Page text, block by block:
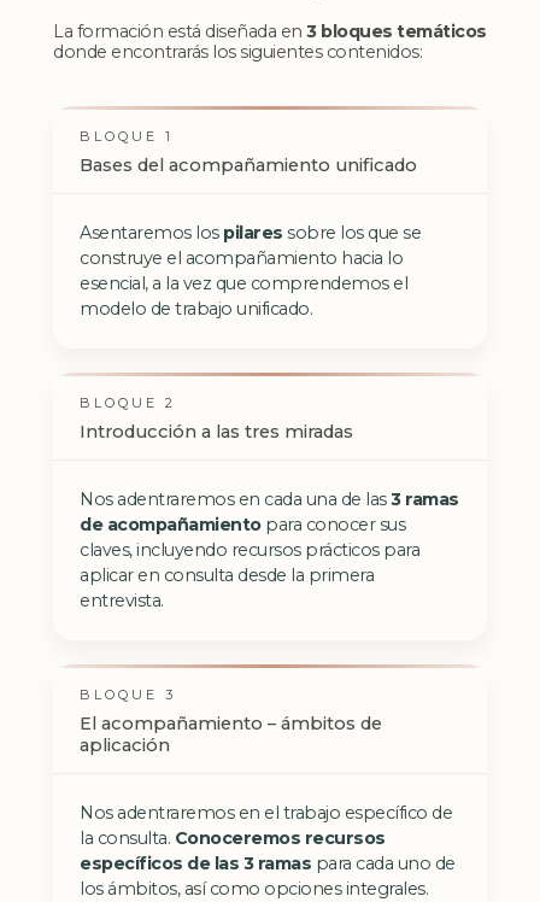
La formación está diseñada en 3 bloques temáticos
donde encontrarás los siguientes contenidos:
BLOQUE 1
Bases del acompañamiento unificado
Asentaremos los pilares sobre los que se
construye el acompañamiento hacia lo
esencial, a la vez que comprendemos el
modelo de trabajo unificado.
BLOQUE 2
Introducción a las tres miradas
Nos adentraremos en cada una de las3 ramas
de acompañamientopara conocer sus
claves, incluyendo recursos prácticos para
aplicar en consulta desde la primera
entrevista.
BLOQUE 3
El acompañamiento – ámbitos de
aplicación
Nos adentraremos en el trabajo específico de
la consulta. Conoceremos recursos
específicos de las 3 ramas para cada uno de
los ámbitos, así como opciones integrales.